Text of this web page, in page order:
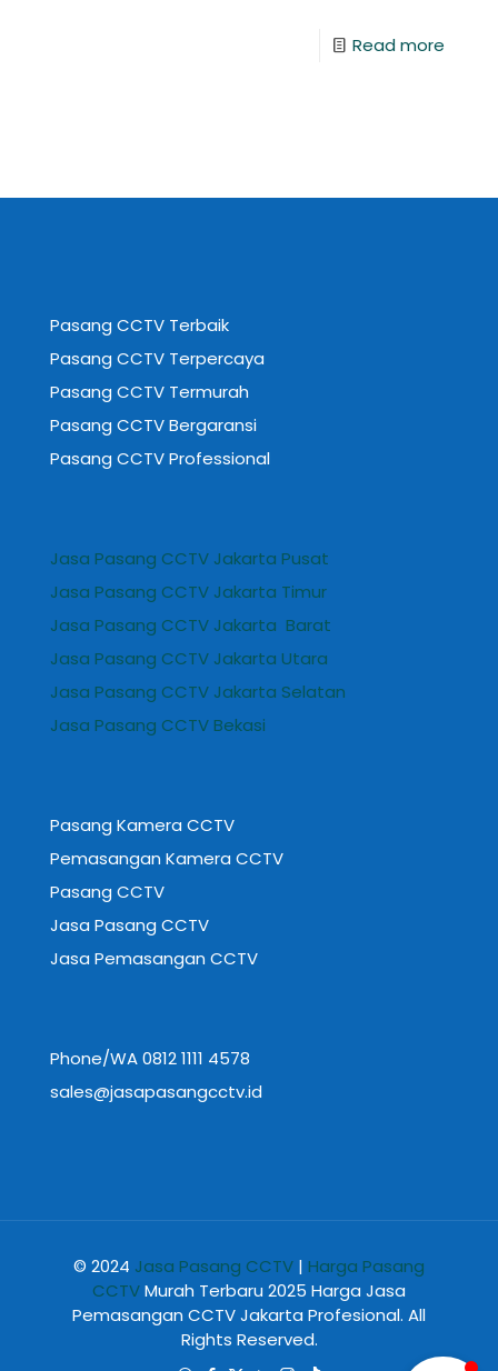
Read more
Pasang CCTV Terbaik
Pasang CCTV Terpercaya
Pasang CCTV Termurah
Pasang CCTV Bergaransi
Pasang CCTV Professional
Jasa Pasang CCTV Jakarta Pusat
Jasa Pasang CCTV Jakarta Timur
Jasa Pasang CCTV Jakarta Barat
Jasa Pasang CCTV Jakarta Utara
Jasa Pasang CCTV Jakarta Selatan
Jasa Pasang CCTV Bekasi
Pasang Kamera CCTV
Pemasangan Kamera CCTV
Pasang CCTV
Jasa Pasang CCTV
Jasa Pemasangan CCTV
Phone/WA 0812 1111 4578
sales@jasapasangcctv.id
© 2024 Jasa Pasang CCTV | Harga Pasang
CCTVMurah Terbaru 2025 Harga Jasa
Pemasangan CCTV Jakarta Profesional. All
Rights Reserved.